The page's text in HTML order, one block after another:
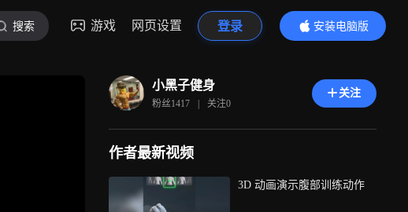
搜索 游戏 网页设置 登录
安装电脑版
内容更精彩
小黑子健身
粉丝1417 | 关注0
关注
作者最新视频
3D 动画演示腹部训练动作